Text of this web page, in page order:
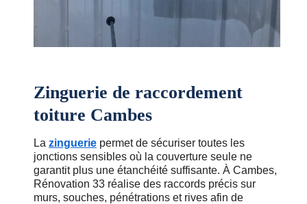
Zinguerie de raccordement
toiture Cambes
La zinguerie permet de sécuriser toutes les
jonctions sensibles où la couverture seule ne
garantit plus une étanchéité suffisante. À Cambes,
Rénovation 33 réalise des raccords précis sur
murs, souches, pénétrations et rives afin de